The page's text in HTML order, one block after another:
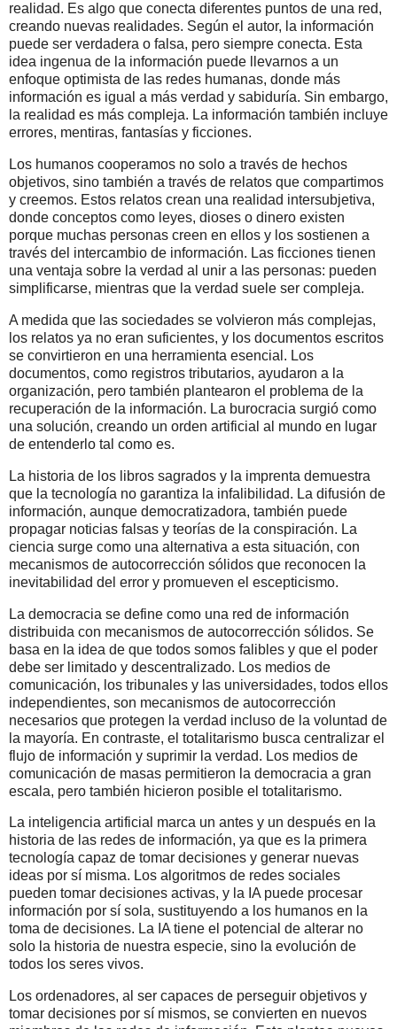
realidad. Es algo que conecta diferentes puntos de una red,
creando nuevas realidades. Según el autor, la información
puede ser verdadera o falsa, pero siempre conecta. Esta
idea ingenua de la información puede llevarnos a un
enfoque optimista de las redes humanas, donde más
información es igual a más verdad y sabiduría. Sin embargo,
la realidad es más compleja. La información también incluye
errores, mentiras, fantasías y ficciones.
Los humanos cooperamos no solo a través de hechos
objetivos, sino también a través de relatos que compartimos
y creemos. Estos relatos crean una realidad intersubjetiva,
donde conceptos como leyes, dioses o dinero existen
porque muchas personas creen en ellos y los sostienen a
través del intercambio de información. Las ficciones tienen
una ventaja sobre la verdad al unir a las personas: pueden
simplificarse, mientras que la verdad suele ser compleja.
A medida que las sociedades se volvieron más complejas,
los relatos ya no eran suficientes, y los documentos escritos
se convirtieron en una herramienta esencial. Los
documentos, como registros tributarios, ayudaron a la
organización, pero también plantearon el problema de la
recuperación de la información. La burocracia surgió como
una solución, creando un orden artificial al mundo en lugar
de entenderlo tal como es.
La historia de los libros sagrados y la imprenta demuestra
que la tecnología no garantiza la infalibilidad. La difusión de
información, aunque democratizadora, también puede
propagar noticias falsas y teorías de la conspiración. La
ciencia surge como una alternativa a esta situación, con
mecanismos de autocorrección sólidos que reconocen la
inevitabilidad del error y promueven el escepticismo.
La democracia se define como una red de información
distribuida con mecanismos de autocorrección sólidos. Se
basa en la idea de que todos somos falibles y que el poder
debe ser limitado y descentralizado. Los medios de
comunicación, los tribunales y las universidades, todos ellos
independientes, son mecanismos de autocorrección
necesarios que protegen la verdad incluso de la voluntad de
la mayoría. En contraste, el totalitarismo busca centralizar el
flujo de información y suprimir la verdad. Los medios de
comunicación de masas permitieron la democracia a gran
escala, pero también hicieron posible el totalitarismo.
La inteligencia artificial marca un antes y un después en la
historia de las redes de información, ya que es la primera
tecnología capaz de tomar decisiones y generar nuevas
ideas por sí misma. Los algoritmos de redes sociales
pueden tomar decisiones activas, y la IA puede procesar
información por sí sola, sustituyendo a los humanos en la
toma de decisiones. La IA tiene el potencial de alterar no
solo la historia de nuestra especie, sino la evolución de
todos los seres vivos.
Los ordenadores, al ser capaces de perseguir objetivos y
tomar decisiones por sí mismos, se convierten en nuevos